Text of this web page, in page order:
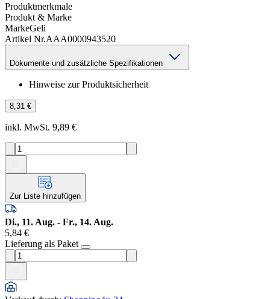
Produktmerkmale
Produkt & Marke
MarkeGeli
Artikel Nr.AAA0000943520
Dokumente und zusätzliche Spezifikationen
Hinweise zur Produktsicherheit
8,31 €
inkl. MwSt. 9,89 €
Zur Liste hinzufügen
Di., 11. Aug. - Fr., 14. Aug.
5,84 €
Lieferung als Paket